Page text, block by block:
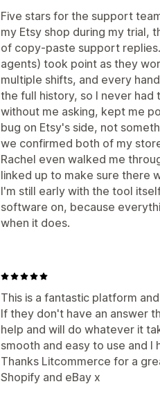
Five stars for the support
my Etsy shop during my trial,
of copy-paste support
agents) took point as they
multiple shifts, and every
the full history, so I never
without me asking, kept me
bug on Etsy's side, not
we confirmed both of my
Rachel even walked me
linked up to make sure there
I'm still early with the tool
software on, because
when it does.
This is a fantastic platform
If they don't have an answer
help and will do whatever it
smooth and easy to use and I
Thanks Litcommerce for a
Shopify and eBay x